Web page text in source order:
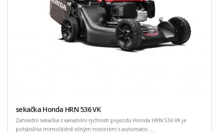
sekačka Honda HRN 536 VK
Zahradní sekačka s variabilní rychlostí pojezdu Honda HRN 536 VK je
poháněna mimořádně silným motorem s automatic ...